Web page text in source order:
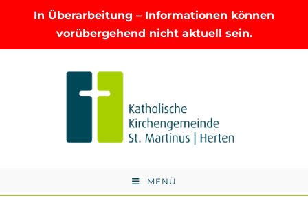
In Überarbeitung – Informationen können
vorübergehend nicht aktuell sein.
MENÜ